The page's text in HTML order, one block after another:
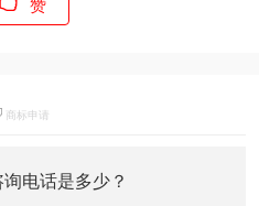
赞
商标申请
电话是多少？